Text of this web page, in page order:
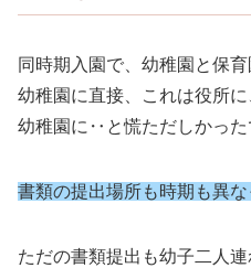
同時期入園で、幼稚園と保
幼稚園に直接、これは役所
幼稚園に‥と慌ただしかった
書類の提出場所も時期も異な
ただの書類提出も幼子二人